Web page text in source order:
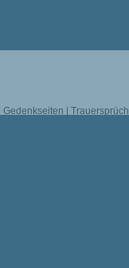
Gedenkseiten